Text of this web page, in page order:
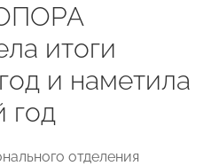
итоги
и наметила
год
отделения